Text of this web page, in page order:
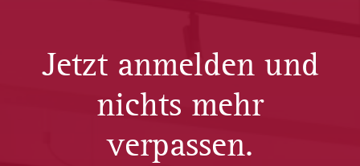
Jetzt anmelden und
nichts mehr
verpassen.